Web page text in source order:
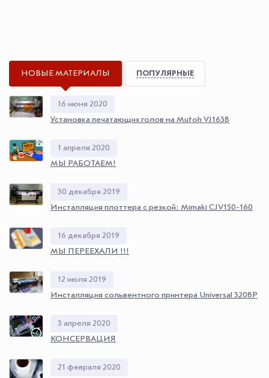
НОВЫЕ МАТЕРИАЛЫ ПОПУЛЯРНЫЕ
16 июня 2020
Установка печатающих голов на Mutoh VJ1638
1 апреля 2020
МЫ РАБОТАЕМ!
30 декабря 2019
Инсталляция плоттера с резкой: Mimaki CJV150-160
16 декабря 2019
МЫ ПЕРЕЕХАЛИ !!!
12 июля 2019
Инсталляция сольвентного принтера Universal 3208P
3 апреля 2020
КОНСЕРВАЦИЯ
21 февраля 2020